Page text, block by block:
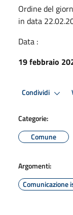
Ordine del
in data
Data :
19 febbraio
Condividi
Categorie:
Comune
Argomenti:
Comunicazione